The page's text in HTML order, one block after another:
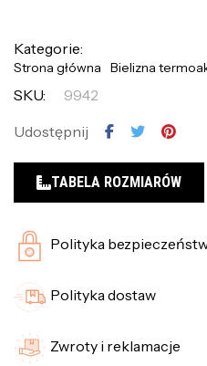
Kategorie:
Strona główna Bielizna
SKU:
9942
Udostępnij
TABELA ROZMIARÓW
Polityka
Polityka dostaw
Zwroty i reklamacje